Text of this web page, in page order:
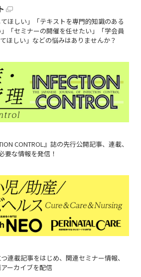
てほしい」「テキストを専門的知識のある
「セミナーの開催を任せたい」「学会員
ほしい」などの悩みはありませんか？
CONTROL』誌の先行公開記事、連載、
要な情報を発信！
連載記事をはじめ、関連セミナー情報、
ーカイブを配信